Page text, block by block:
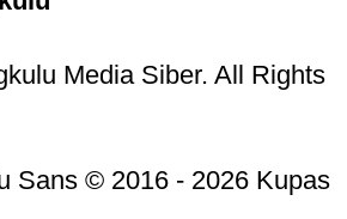
Media Siber. All Rights
Sans © 2016 - 2026 Kupas